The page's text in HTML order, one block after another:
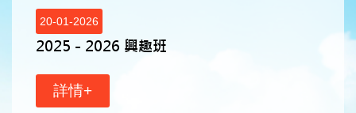
20-01-2026
2025 - 2026 興趣班
詳情+